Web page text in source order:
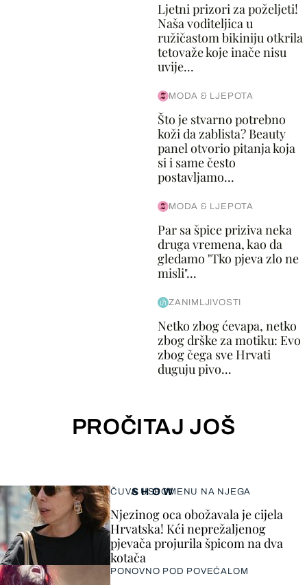
Ljetni prizori za poželjeti!
Naša voditeljica u
ružičastom bikiniju otkrila
tetovaže koje inače nisu
uvije...
MODA & LJEPOTA
Što je stvarno potrebno
koži da zablista? Beauty
panel otvorio pitanja koja
si i same često
postavljamo...
MODA & LJEPOTA
Par sa špice priziva neka
druga vremena, kao da
gledamo "Tko pjeva zlo ne
misli"...
ZANIMLJIVOSTI
Netko zbog ćevapa, netko
zbog drške za motiku: Evo
zbog čega sve Hrvati
duguju pivo...
PROČITAJ JOŠ
SHOW
ČUVA USPOMENU NA NJEGA
Njezinog oca obožavala je cijela
Hrvatska! Kći neprežaljenog
pjevača projurila špicom na dva
kotača
PONOVNO POD POVEĆALOM